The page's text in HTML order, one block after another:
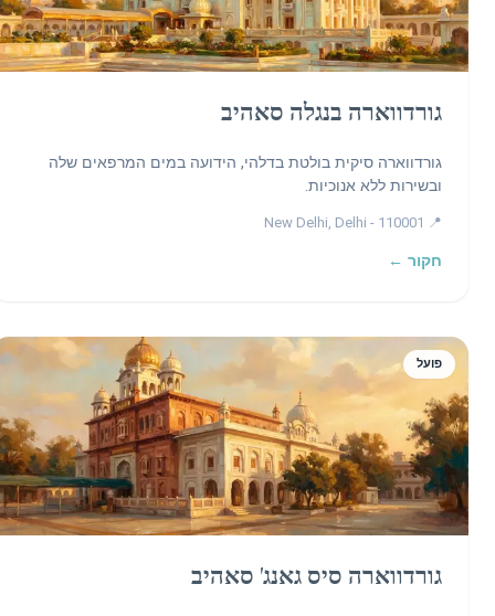
גורדווארה בנגלה סאהיב
גורדווארה סיקית בולטת בדלהי, הידועה במים המרפאים שלה
ובשירות ללא אנוכיות.
חקור ←
פועל
גורדווארה סיס גאנג' סאהיב